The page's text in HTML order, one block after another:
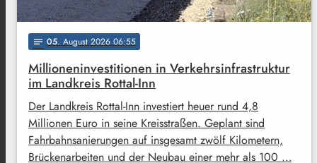
notes 05. August 2026 06:55
Millioneninvestitionen in Verkehrsinfrastruktur
im Landkreis Rottal-Inn
Der Landkreis Rottal-Inn investiert heuer rund 4,8
Millionen Euro in seine Kreisstraßen. Geplant sind
Fahrbahnsanierungen auf insgesamt zwölf Kilometern,
Brückenarbeiten und der Neubau einer mehr als 100 …